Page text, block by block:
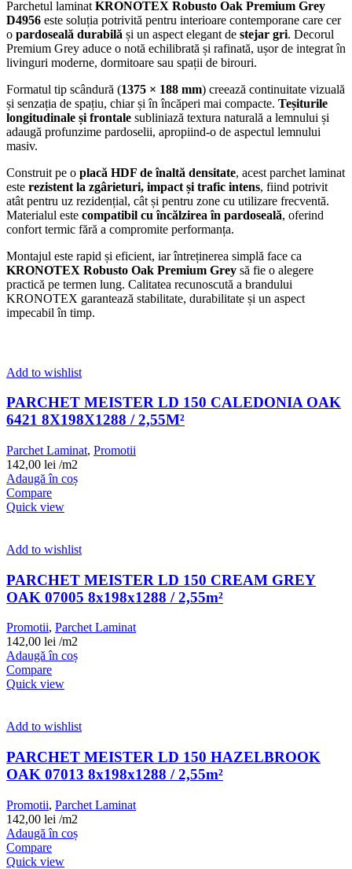
Parchetul laminat KRONOTEX Robusto Oak Premium Grey
D4956 este soluția potrivită pentru interioare contemporane care cer
o pardoseală durabilă și un aspect elegant de stejar gri. Decorul
Premium Grey aduce o notă echilibrată și rafinată, ușor de integrat în
livinguri moderne, dormitoare sau spații de birouri.
Formatul tip scândură (1375 × 188 mm) creează continuitate vizuală
și senzația de spațiu, chiar și în încăperi mai compacte. Teșiturile
longitudinale și frontale subliniază textura naturală a lemnului și
adaugă profunzime pardoselii, apropiind-o de aspectul lemnului
masiv.
Construit pe o placă HDF de înaltă densitate, acest parchet laminat
este rezistent la zgârieturi, impact și trafic intens, fiind potrivit
atât pentru uz rezidențial, cât și pentru zone cu utilizare frecventă.
Materialul este compatibil cu încălzirea în pardoseală, oferind
confort termic fără a compromite performanța.
Montajul este rapid și eficient, iar întreținerea simplă face ca
KRONOTEX Robusto Oak Premium Grey să fie o alegere
practică pe termen lung. Calitatea recunoscută a brandului
KRONOTEX garantează stabilitate, durabilitate și un aspect
impecabil în timp.
Add to wishlist
PARCHET MEISTER LD 150 CALEDONIA OAK
6421 8X198X1288 / 2,55M²
Parchet Laminat, Promotii
142,00 lei /m2
Adaugă în coș
Compare
Quick view
Add to wishlist
PARCHET MEISTER LD 150 CREAM GREY
OAK 07005 8x198x1288 / 2,55m²
Promotii, Parchet Laminat
142,00 lei /m2
Adaugă în coș
Compare
Quick view
Add to wishlist
PARCHET MEISTER LD 150 HAZELBROOK
OAK 07013 8x198x1288 / 2,55m²
Promotii, Parchet Laminat
142,00 lei /m2
Adaugă în coș
Compare
Quick view